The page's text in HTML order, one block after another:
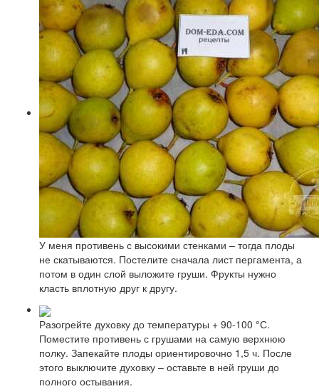
У меня противень с высокими стенками – тогда плоды
не скатываются. Постелите сначала лист пергамента, а
потом в один слой выложите груши. Фрукты нужно
класть вплотную друг к другу.
Разогрейте духовку до температуры + 90-100 °С.
Поместите противень с грушами на самую верхнюю
полку. Запекайте плоды ориентировочно 1,5 ч. После
этого выключите духовку – оставьте в ней груши до
полного остывания.